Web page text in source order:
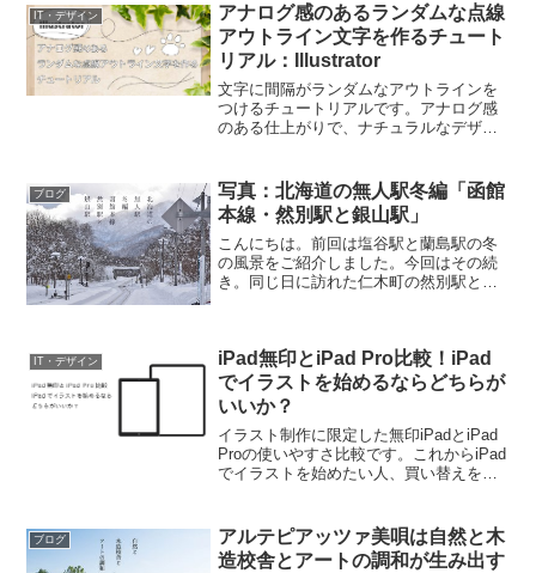
IT・デザイン
アナログ感のあるランダムな点線
アウトライン文字を作るチュート
リアル：Illustrator
文字に間隔がランダムなアウトラインを
つけるチュートリアルです。アナログ感
のある仕上がりで、ナチュラルなデザイ
でも10分ほどでできます。完成イメージ
1. ドットラインブラ...
ブログ
写真：北海道の無人駅冬編「函館
本線・然別駅と銀山駅」
こんにちは。前回は塩谷駅と蘭島駅の冬
の風景をご紹介しました。今回はその続
き。同じ日に訪れた仁木町の然別駅と銀
然別駅上の写真と同じ...
IT・デザイン
iPad無印とiPad Pro比較！iPad
でイラストを始めるならどちらが
いいか？
イラスト制作に限定した無印iPadとiPad
Proの使いやすさ比較です。これからiPad
でイラストを始めたい人、買い替えを検
きやすさに焦点を絞っています。比較す
るiP...
ブログ
アルテピアッツァ美唄は自然と木
造校舎とアートの調和が生み出す